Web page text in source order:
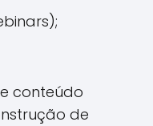
conteúdo
de